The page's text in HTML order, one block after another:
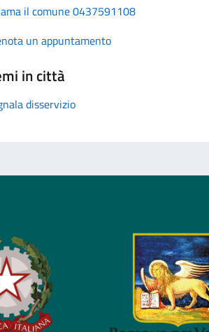
il comune 0437591108
un appuntamento
in città
disservizio